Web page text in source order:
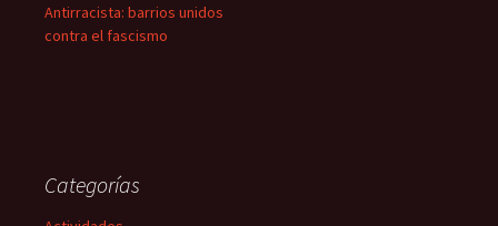
Antirracista: barrios unidos
contra el fascismo
Categorías